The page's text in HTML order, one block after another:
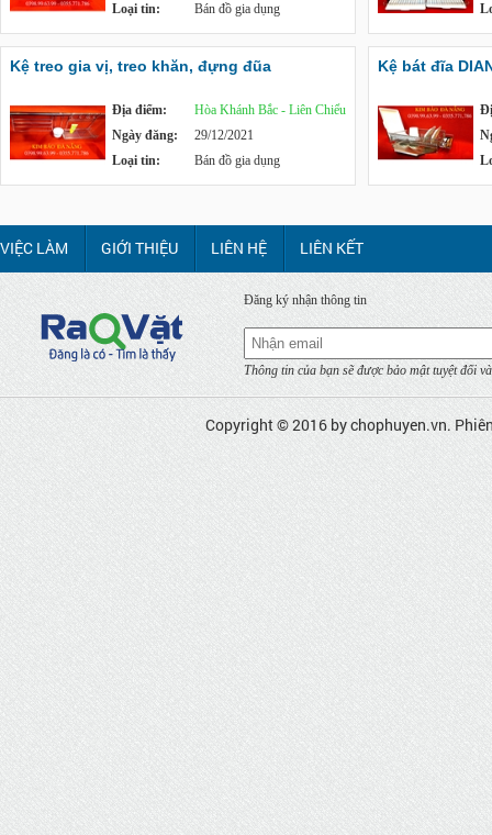
Loại tin:
Bán đồ gia dụng
Kệ treo gia vị, treo khăn, đựng đũa
Địa điểm:
Hòa Khánh Bắc - Liên Chiểu
Ngày đăng:
29/12/2021
Loại tin:
Bán đồ gia dụng
Kệ bát đĩa
VIỆC LÀM GIỚI THIỆU LIÊN HỆ LIÊN KẾT
Đăng ký nhận thông tin
Thông tin của bạn sẽ được bảo mật tuyệt đối
Copyright © 2016 bychophuyen.vn.